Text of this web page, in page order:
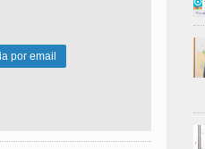
por email